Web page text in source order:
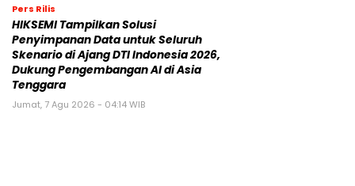
Pers Rilis
HIKSEMI Tampilkan Solusi
Penyimpanan Data untuk Seluruh
Skenario di Ajang DTI Indonesia 2026,
Dukung Pengembangan AI di Asia
Tenggara
Jumat, 7 Agu 2026 - 04:14 WIB